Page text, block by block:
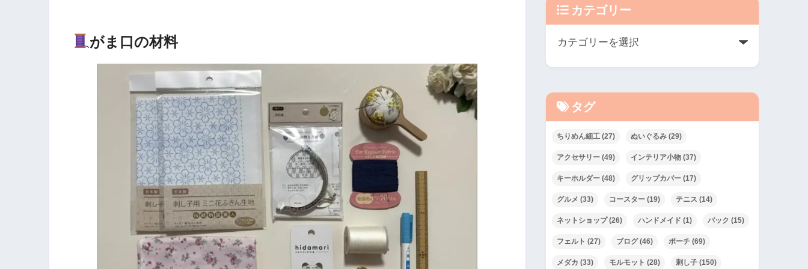
がま口の材料
カテゴリー
タグ
ちりめん細工 (27) ぬいぐるみ (29)
アクセサリー (49) インテリア小物 (37)
キーホルダー (48) グリップカバー (17)
グルメ (33) コースター (19) テニス (14)
ネットショップ(26) ハンドメイド (1) バック (15)
フェルト (27) ブログ(46) ポーチ (69)
メダカ (33) モルモット (28) 刺し子 (150)